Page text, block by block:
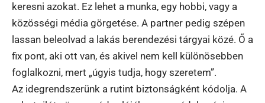
keresni azokat. Ez lehet a munka, egy hobbi, vagy a
közösségi média görgetése. A partner pedig szépen
lassan beleolvad a lakás berendezési tárgyai közé. Ő a
fix pont, aki ott van, és akivel nem kell különösebben
foglalkozni, mert „úgyis tudja, hogy szeretem”.
Az idegrendszerünk a rutint biztonságként kódolja. A